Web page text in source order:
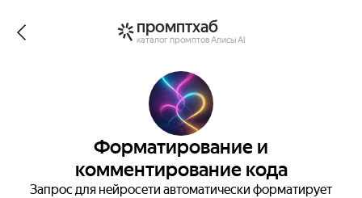
промптхаб
каталог промптов Алисы AI
Форматирование и
комментирование кода
Запрос для нейросети автоматически форматирует